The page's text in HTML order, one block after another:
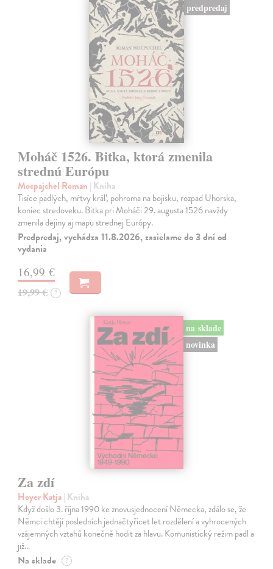
predpredaj
Moháč 1526. Bitka, ktorá zmenila
strednú Európu
Mocpajchel Roman | Kniha
Tisíce padlých, mŕtvy kráľ, pohroma na bojisku, rozpad Uhorska,
koniec stredoveku. Bitka pri Moháči 29. augusta 1526 navždy
zmenila dejiny aj mapu strednej Európy.
Predpredaj, vychádza 11.8.2026, zasielame do 3 dní od
vydania
16,99 €
19,99 € ?
na sklade
novinka
Za zdí
Hoyer Katja| Kniha
Když došlo 3. října 1990 ke znovusjednocení Německa, zdálo se, že
Němci chtějí posledních jednačtyřicet let rozdělení a vyhrocených
vzájemných vztahů konečně hodit za hlavu. Komunistický režim padl a
již…
Na sklade ?